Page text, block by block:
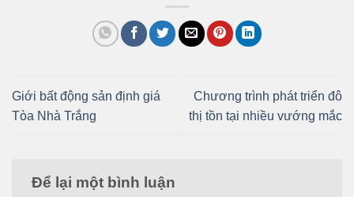
Giới bất động sản định giá
Tòa Nhà Trắng
Chương trình phát triển đô
thị tồn tại nhiều vướng mắc
Để lại một bình luận